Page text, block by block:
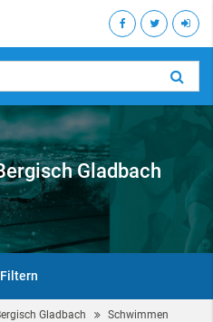
Gladbach
Filtern
Gladbach Schwimmen